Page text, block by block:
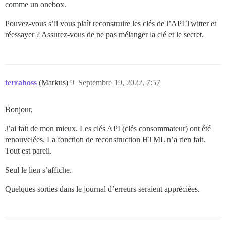
comme un onebox.
Pouvez-vous s’il vous plaît reconstruire les clés de l’API Twitter et
réessayer ? Assurez-vous de ne pas mélanger la clé et le secret.
terraboss (Markus) Septembre 19, 2022, 7:57
9
Bonjour,
J’ai fait de mon mieux. Les clés API (clés consommateur) ont été
renouvelées. La fonction de reconstruction HTML n’a rien fait.
Tout est pareil.
Seul le lien s’affiche.
Quelques sorties dans le journal d’erreurs seraient appréciées.